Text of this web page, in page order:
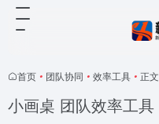
首页 • 团队协同 • 效率工具 • 正文
小画桌 团队效率工具